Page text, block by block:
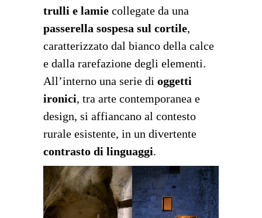
trulli e lamie collegate da una
passerella sospesa sul cortile,
caratterizzato dal bianco della calce
e dalla rarefazione degli elementi.
All’interno una serie di oggetti
ironici, tra arte contemporanea e
design, si affiancano al contesto
rurale esistente, in un divertente
contrasto di linguaggi.